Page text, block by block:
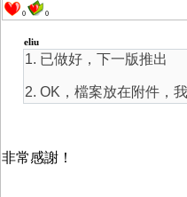
0 0
eliu
1. 已做好，下一版推出
2. OK，檔案放在附件，我
非常感謝！